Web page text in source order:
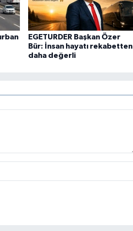
EGETURDER Başkan Özer
Bür: İnsan hayatı rekabetten
daha değerli